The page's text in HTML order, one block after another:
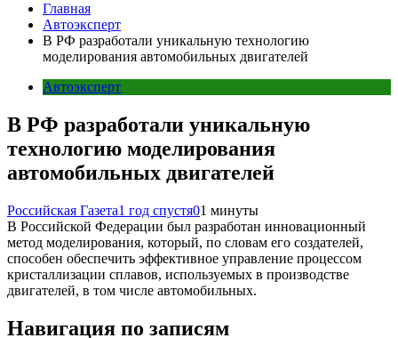
Главная
Автоэксперт
В РФ разработали уникальную технологию
моделирования автомобильных двигателей
Автоэксперт
В РФ разработали уникальную
технологию моделирования
автомобильных двигателей
Российская Газета1 год спустя01 минуты
В Российской Федерации был разработан инновационный
метод моделирования, который, по словам его создателей,
способен обеспечить эффективное управление процессом
кристаллизации сплавов, используемых в производстве
двигателей, в том числе автомобильных.
Навигация по записям